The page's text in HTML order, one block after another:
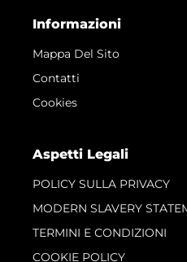
Informazioni
Mappa Del Sito
Contatti
Cookies
Aspetti Legali
POLICY SULLA PRIVACY
MODERN SLAVERY
TERMINI E CONDIZIONI
COOKIE POLICY